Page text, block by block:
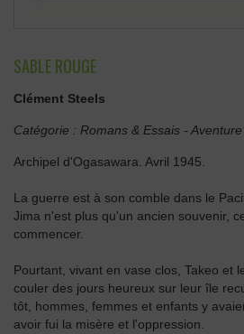
SABLE ROUGE
Clément Steels
Catégorie : Romans & Essais - Aventure
Archipel d'Ogasawara. Avril 1945.
La guerre est à son comble dans le
Jima n'est plus qu'un ancien souvenir,
commencer.
Pourtant, vivant en vase clos, Takeo et
couler des jours heureux sur leur île
tôt, hommes, femmes et enfants y
avoir fui la misère et l'oppression.